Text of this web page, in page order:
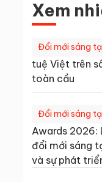
Xem
Đổi mới sáng
tuệ Việt trên
toàn cầu
Đổi mới sáng
Awards 2026:
đổi mới sáng
và sự phát